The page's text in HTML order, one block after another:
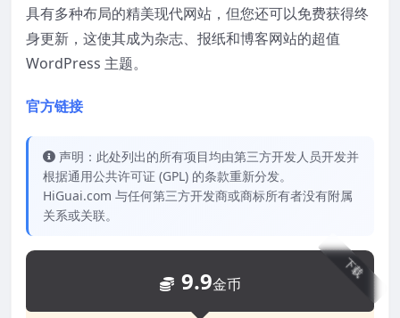
具有多种布局的精美现代网站，但您还可以免费获得终
身更新，这使其成为杂志、报纸和博客网站的超值
WordPress 主题。
官方链接
声明：此处列出的所有项目均由第三方开发人员开发并
根据通用公共许可证 (GPL) 的条款重新分发。
HiGuai.com 与任何第三方开发商或商标所有者没有附属
关系或关联。
下载
9.9金币